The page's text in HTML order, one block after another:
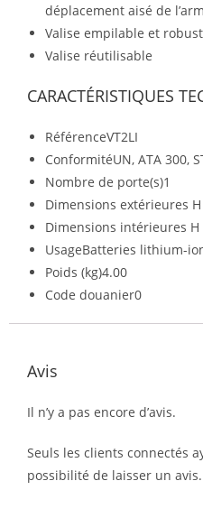
déplacement aisé de
Valise empilable et
Valise réutilisable
CARACTÉRISTIQUES
RéférenceVT2LI
ConformitéUN, ATA 300,
Nombre de porte(s)1
Dimensions extérieures H
Dimensions intérieures H
UsageBatteries lithium-
Poids (kg)4.00
Code douanier0
Avis
Il n’y a pas encore d’avis.
Seuls les clients connectés
possibilité de laisser un avis.